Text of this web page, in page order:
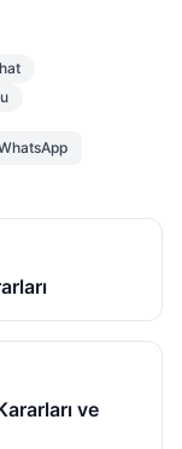
ve